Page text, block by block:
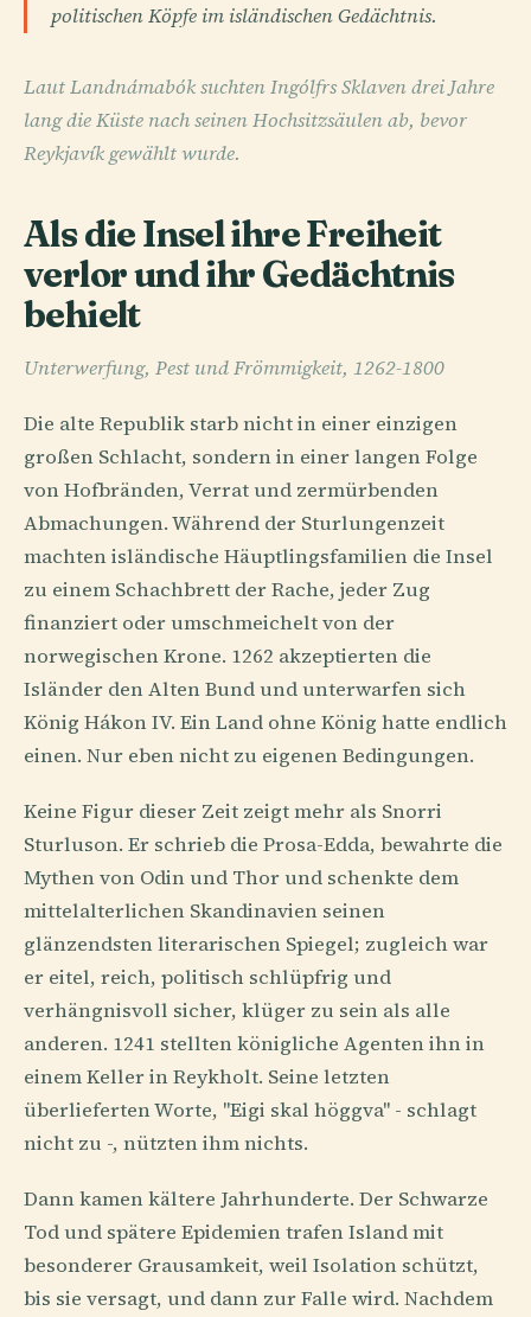
politischen Köpfe im isländischen Gedächtnis.
Laut Landnámabók suchten Ingólfrs Sklaven drei Jahre
lang die Küste nach seinen Hochsitzsäulen ab, bevor
Reykjavík gewählt wurde.
Als die Insel ihre Freiheit
verlor und ihr Gedächtnis
behielt
Unterwerfung, Pest und Frömmigkeit, 1262-1800
Die alte Republik starb nicht in einer einzigen
großen Schlacht, sondern in einer langen Folge
von Hofbränden, Verrat und zermürbenden
Abmachungen. Während der Sturlungenzeit
machten isländische Häuptlingsfamilien die Insel
zu einem Schachbrett der Rache, jeder Zug
finanziert oder umschmeichelt von der
norwegischen Krone. 1262 akzeptierten die
Isländer den Alten Bund und unterwarfen sich
König Hákon IV. Ein Land ohne König hatte endlich
einen. Nur eben nicht zu eigenen Bedingungen.
Keine Figur dieser Zeit zeigt mehr als Snorri
Sturluson. Er schrieb die Prosa-Edda, bewahrte die
Mythen von Odin und Thor und schenkte dem
mittelalterlichen Skandinavien seinen
glänzendsten literarischen Spiegel; zugleich war
er eitel, reich, politisch schlüpfrig und
verhängnisvoll sicher, klüger zu sein als alle
anderen. 1241 stellten königliche Agenten ihn in
einem Keller in Reykholt. Seine letzten
überlieferten Worte, "Eigi skal höggva" - schlagt
nicht zu -, nützten ihm nichts.
Dann kamen kältere Jahrhunderte. Der Schwarze
Tod und spätere Epidemien trafen Island mit
besonderer Grausamkeit, weil Isolation schützt,
bis sie versagt, und dann zur Falle wird. Nachdem